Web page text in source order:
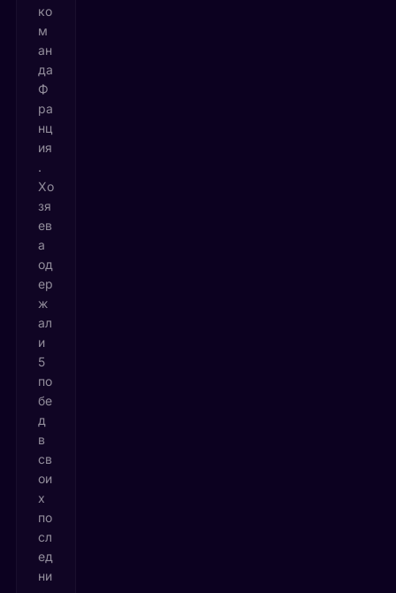
ко
м
ан
да
Ф
ра
нц
ия
.
Хо
зя
ев
а
од
ер
ж
ал
и
5
по
бе
д
в
св
ои
х
по
сл
ед
ни